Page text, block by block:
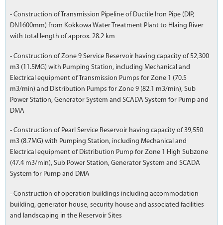
- Construction of Transmission Pipeline of Ductile Iron Pipe (DIP,
DN1600mm) from Kokkowa Water Treatment Plant to Hlaing River
with total length of approx. 28.2 km
- Construction of Zone 9 Service Reservoir having capacity of 52,300
m3 (11.5MG) with Pumping Station, including Mechanical and
Electrical equipment of Transmission Pumps for Zone 1 (70.5
m3/min) and Distribution Pumps for Zone 9 (82.1 m3/min), Sub
Power Station, Generator System and SCADA System for Pump and
DMA
- Construction of Pearl Service Reservoir having capacity of 39,550
m3 (8.7MG) with Pumping Station, including Mechanical and
Electrical equipment of Distribution Pump for Zone 1 High Subzone
(47.4 m3/min), Sub Power Station, Generator System and SCADA
System for Pump and DMA
- Construction of operation buildings including accommodation
building, generator house, security house and associated facilities
and landscaping in the Reservoir Sites